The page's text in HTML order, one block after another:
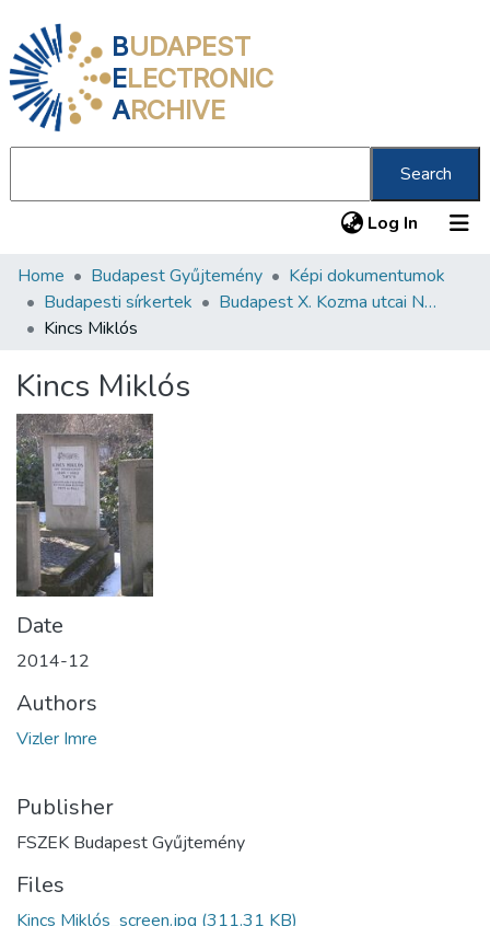
BUDAPEST
ELECTRONIC
ARCHIVE
Search
Log In (current)
Communities & Collections
All of DSpace
About us
Home Budapest Gyűjtemény
Képi dokumentumok
Budapesti sírkertek
Budapest X. Kozma utcai Neológ Zsidó Temető
Kincs Miklós
Kincs Miklós
Date
2014-12
Authors
Vizler Imre
Publisher
FSZEK Budapest Gyűjtemény
Files
Kincs Miklós_screen.jpg (311.31 KB)